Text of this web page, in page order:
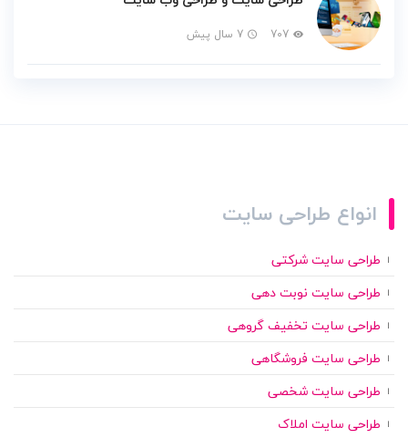
707 7 سال پیش
انواع طراحی سایت
طراحی سایت شرکتی
طراحی سایت نوبت دهی
طراحی سایت تخفیف گروهی
طراحی سایت فروشگاهی
طراحی سایت شخصی
طراحی سایت املاک